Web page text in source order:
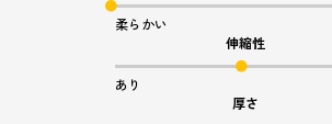
柔らかい
伸縮性
あり
厚さ